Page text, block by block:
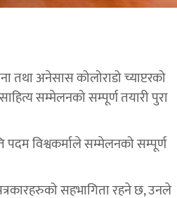
तथा अनेसास कोलोराडो च्याप्टरको
सम्मेलनको सम्पूर्ण तयारी पुरा
पदम विश्वकर्माले सम्मेलनको सम्पूर्ण
सहभागिता रहने छ, उनले